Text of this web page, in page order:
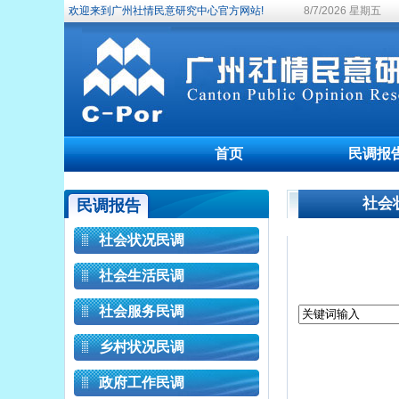
欢迎来到广州社情民意研究中心官方网站! 8/7/2026 星期五
首页 民调报
民调报告
社会状况民调
社会生活民调
社会服务民调
乡村状况民调
政府工作民调
社会